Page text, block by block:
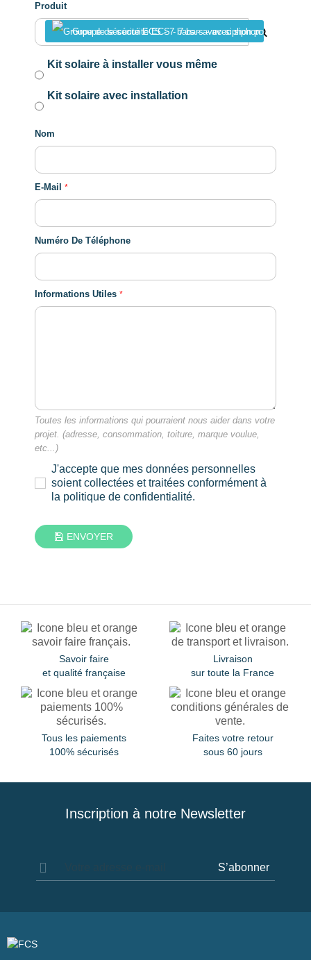
Produit
Groupe de sécurité ECS - 7 bars - avec siphon pour
Kit solaire à installer vous même
Kit solaire avec installation
Nom
E-Mail
Numéro De Téléphone
Informations Utiles
Toutes les informations qui pourraient nous aider dans votre
projet. (adresse, consommation, toiture, marque voulue,
etc...)
J'accepte que mes données personnelles
soient collectées et traitées conformément à
la politique de confidentialité.
ENVOYER
Savoir faire
et qualité française
Tous les paiements
100% sécurisés
Livraison
sur toute la France
Faites votre retour
sous 60 jours
Inscription à notre Newsletter
S’abonner